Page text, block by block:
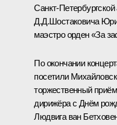
Санкт-
Д.Д.Шостаковича
маэстро орден «За
По окончании
посетили
торжественный
дирижёра с Днём
Людвига ван